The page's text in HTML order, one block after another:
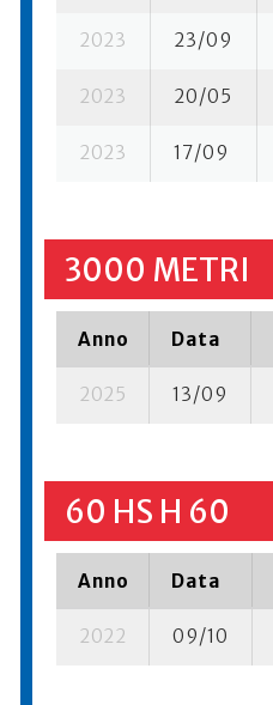
2023 23/09
2023 20/05
2023 17/09
3000 METRI
Anno Data
2025 13/09
60 HS H 60
Anno Data
2022 09/10